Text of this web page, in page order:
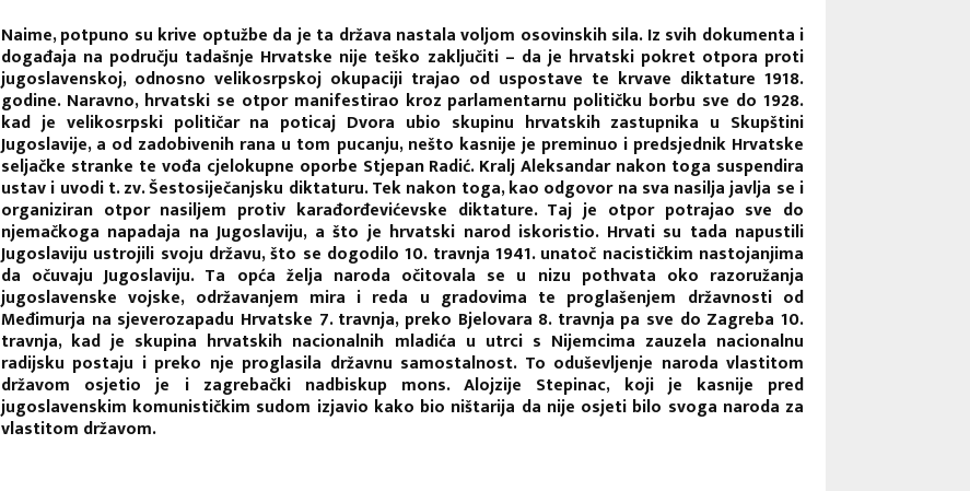
Naime, potpuno su krive optužbe da je ta država nastala voljom osovinskih sila. Iz svih dokumenta i
događaja na području tadašnje Hrvatske nije teško zaključiti – da je hrvatski pokret otpora proti
jugoslavenskoj, odnosno velikosrpskoj okupaciji trajao od uspostave te krvave diktature 1918.
godine. Naravno, hrvatski se otpor manifestirao kroz parlamentarnu političku borbu sve do 1928.
kad je velikosrpski političar na poticaj Dvora ubio skupinu hrvatskih zastupnika u Skupštini
Jugoslavije, a od zadobivenih rana u tom pucanju, nešto kasnije je preminuo i predsjednik Hrvatske
seljačke stranke te vođa cjelokupne oporbe Stjepan Radić. Kralj Aleksandar nakon toga suspendira
ustav i uvodi t. zv. Šestosiječanjsku diktaturu. Tek nakon toga, kao odgovor na sva nasilja javlja se i
organiziran otpor nasiljem protiv karađorđevićevske diktature. Taj je otpor potrajao sve do
njemačkoga napadaja na Jugoslaviju, a što je hrvatski narod iskoristio. Hrvati su tada napustili
Jugoslaviju ustrojili svoju državu, što se dogodilo 10. travnja 1941. unatoč nacističkim nastojanjima
da očuvaju Jugoslaviju. Ta opća želja naroda očitovala se u nizu pothvata oko razoružanja
jugoslavenske vojske, održavanjem mira i reda u gradovima te proglašenjem državnosti od
Međimurja na sjeverozapadu Hrvatske 7. travnja, preko Bjelovara 8. travnja pa sve do Zagreba 10.
travnja, kad je skupina hrvatskih nacionalnih mladića u utrci s Nijemcima zauzela nacionalnu
radijsku postaju i preko nje proglasila državnu samostalnost. To oduševljenje naroda vlastitom
državom osjetio je i zagrebački nadbiskup mons. Alojzije Stepinac, koji je kasnije pred
jugoslavenskim komunističkim sudom izjavio kako bio ništarija da nije osjeti bilo svoga naroda za
vlastitom državom.